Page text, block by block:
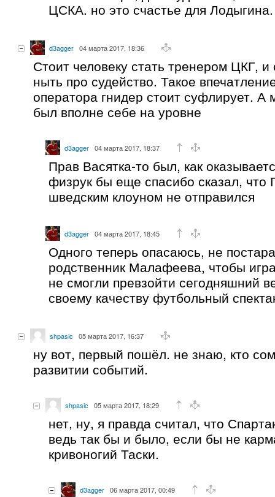
ЦСКА. но это счастье для Лодыгина.
d3agger 04 марта 2017, 18:36
Стоит человеку стать тренером ЦКГ, и
ныть про судейство. Такое
оператора гнидер стоит суфлирует.
был вполне себе на уровне
d3agger 04 марта 2017, 18:37
Прав Васятка-то был, как
физрук бы еще спасибо сказал, что
шведским клоуном не отправился
d3agger 04 марта 2017, 18:45
Одного теперь опасаюсь, не
родственник Малафеева, чтобы
не смогли превзойти сегодняшний
своему качеству футбольный
shpasic 05 марта 2017, 16:37
ну вот, первый пошёл. не знаю, кто
развитии событий.
shpasic 05 марта 2017, 18:29
нет, ну, я правда считал, что
ведь так бы и было, если бы не
кривоногий Таски.
d3agger 06 марта 2017, 00:49